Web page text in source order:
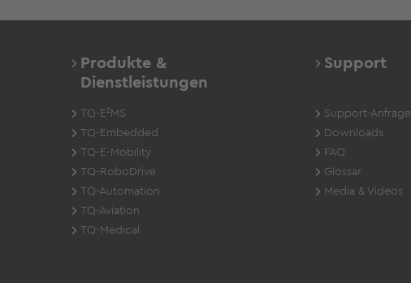
Produkte &
Dienstleistungen
TQ-E²MS
TQ-Embedded
TQ-E-Mobility
TQ-RoboDrive
TQ-Automation
TQ-Aviation
TQ-Medical
Support
Support-Anfrage
Downloads
FAQ
Glossar
Media & Videos